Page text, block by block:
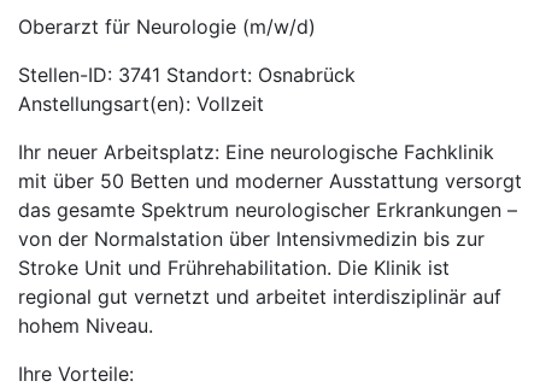
Oberarzt für Neurologie (m/w/d)
Stellen-ID: 3741 Standort: Osnabrück
Anstellungsart(en): Vollzeit
Ihr neuer Arbeitsplatz: Eine neurologische Fachklinik
mit über 50 Betten und moderner Ausstattung versorgt
das gesamte Spektrum neurologischer Erkrankungen –
von der Normalstation über Intensivmedizin bis zur
Stroke Unit und Frührehabilitation. Die Klinik ist
regional gut vernetzt und arbeitet interdisziplinär auf
hohem Niveau.
Ihre Vorteile: